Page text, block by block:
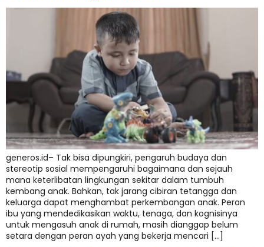
generos.id– Tak bisa dipungkiri, pengaruh budaya dan
stereotip sosial mempengaruhi bagaimana dan sejauh
mana keterlibatan lingkungan sekitar dalam tumbuh
kembang anak. Bahkan, tak jarang cibiran tetangga dan
keluarga dapat menghambat perkembangan anak. Peran
ibu yang mendedikasikan waktu, tenaga, dan kognisinya
untuk mengasuh anak di rumah, masih dianggap belum
setara dengan peran ayah yang bekerja mencari […]